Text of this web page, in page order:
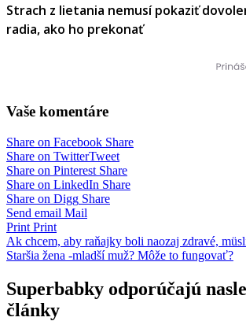
Strach z lietania nemusí pokaziť
radia, ako ho prekonať
Vaše komentáre
Share on Facebook Share
Share on TwitterTweet
Share on Pinterest Share
Share on LinkedIn Share
Share on Digg Share
Send email Mail
Print Print
Navigácia
v
článku
Ak chcem, aby raňajky boli naozaj zdravé,
Staršia žena -mladší muž? Môže to fungovať?
Superbabky odporúčajú
články